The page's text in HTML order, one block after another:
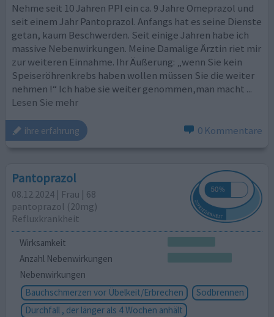
Nehme seit 10 Jahren PPI ein ca. 9 Jahre Omeprazol und
seit einem Jahr Pantoprazol. Anfangs hat es seine Dienste
getan, kaum Beschwerden. Seit einige Jahren habe ich
massive Nebenwirkungen. Meine Damalige Ärztin riet mir
zur weiteren Einnahme. Ihr Äußerung: „wenn Sie kein
Speiseröhrenkrebs haben wollen müssen Sie die weiter
nehmen !“ Ich habe sie weiter genommen,man macht ...
Lesen Sie mehr
ihre erfahrung 0 Kommentare
Pantoprazol
08.12.2024 | Frau | 68
pantoprazol (20mg)
Refluxkrankheit
Wirksamkeit
Anzahl Nebenwirkungen
Nebenwirkungen
Bauchschmerzen vor Übelkeit/Erbrechen
Sodbrennen
Durchfall , der länger als 4 Wochen anhält